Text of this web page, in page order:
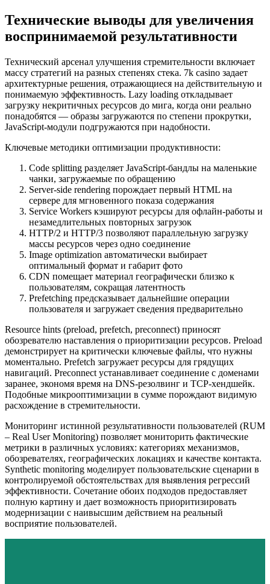
Технические выводы для увеличения
воспринимаемой результативности
Технический арсенал улучшения стремительности включает
массу стратегий на разных степенях стека. 7k casino задает
архитектурные решения, отражающиеся на действительную и
понимаемую эффективность. Lazy loading откладывает
загрузку некритичных ресурсов до мига, когда они реально
понадобятся — образы загружаются по степени прокрутки,
JavaScript-модули подгружаются при надобности.
Ключевые методики оптимизации продуктивности:
Code splitting разделяет JavaScript-бандлы на маленькие
чанки, загружаемые по обращению
Server-side rendering порождает первый HTML на
сервере для мгновенного показа содержания
Service Workers кэшируют ресурсы для офлайн-работы и
незамедлительных повторных загрузок
HTTP/2 и HTTP/3 позволяют параллельную загрузку
массы ресурсов через одно соединение
Image optimization автоматически выбирает
оптимальный формат и габарит фото
CDN помещает материал географически близко к
пользователям, сокращая латентность
Prefetching предсказывает дальнейшие операции
пользователя и загружает сведения предварительно
Resource hints (preload, prefetch, preconnect) приносят
обозревателю наставления о приоритизации ресурсов. Preload
демонстрирует на критически ключевые файлы, что нужны
моментально. Prefetch загружает ресурсы для грядущих
навигаций. Preconnect устанавливает соединение с доменами
заранее, экономя время на DNS-резолвинг и TCP-хендшейк.
Подобные микрооптимизации в сумме порождают видимую
расхождение в стремительности.
Мониторинг истинной результативности пользователей (RUM
– Real User Monitoring) позволяет мониторить фактические
метрики в различных условиях: категориях механизмов,
обозревателях, географических локациях и качестве контакта.
Synthetic monitoring моделирует пользовательские сценарии в
контролируемой обстоятельствах для выявления регрессий
эффективности. Сочетание обоих подходов предоставляет
полную картину и дает возможность приоритизировать
модернизации с наивысшим действием на реальный
восприятие пользователей.